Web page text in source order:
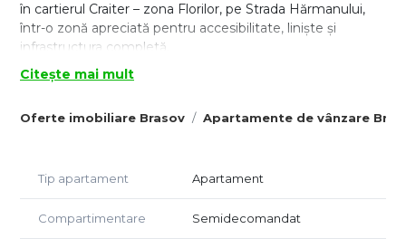
Oferte imobiliare Brasov Apartamente de vânzare
în cartierul Craiter – zona Florilor, pe Strada Hărmanului,
într-o zonă apreciată pentru accesibilitate, liniște și
infrastructura completă.
Proprietatea este amplasată la parter și reprezintă o
investiție sau activități profesionale.
renovat complet, mobilat și utilat, exact ca în fotografiile
de prezentare, fiind disponibil imediat și liber de sarcini.
📐 Compartimentare:
– Living
Citește mai mult
Tip apartament Apartament
Compartimentare Semidecomandat